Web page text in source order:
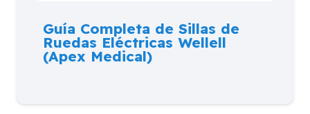
Guía Completa de Sillas de
Ruedas Eléctricas Wellell
(Apex Medical)